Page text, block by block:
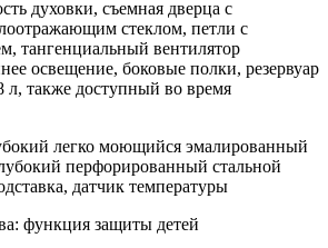
духовки, съемная дверца с
стеклом, петли с
тангенциальный вентилятор
освещение, боковые полки, резервуар
л, также доступный во время
легко моющийся эмалированный
перфорированный стальной
датчик температуры
функция защиты детей